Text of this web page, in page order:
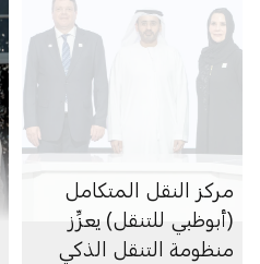
مركز النقل المتكامل
(أبوظبي للتنقل) يعزِّز
منظومة التنقل الذكي